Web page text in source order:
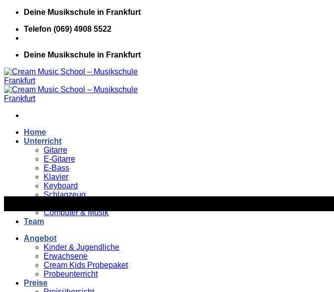
Zum
springen
Deine Musikschule in Frankfurt
Telefon (069) 4908 5522
Deine Musikschule in Frankfurt
Home
Unterricht
Gitarre
E-Gitarre
E-Bass
Klavier
Keyboard
Schlagzeug
Computer & Musik
Team
Angebot
Kinder & Jugendliche
Erwachsene
Cream Kids Probepaket
Probeunterricht
Preise